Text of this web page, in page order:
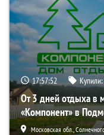
17:57:51 Купили:
От 3 дней отдыха в
«Компонент» в
Московская обл.,